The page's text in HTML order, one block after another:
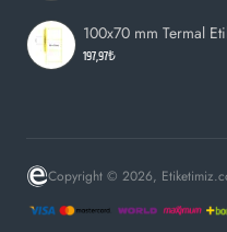
100x70 mm Termal
197,97₺
Copyright © 2026,